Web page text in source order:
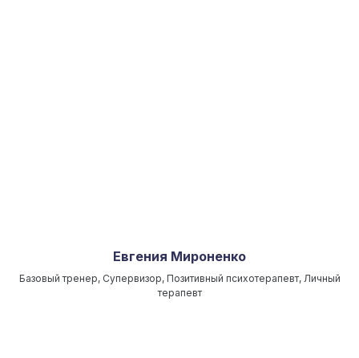
Евгения Мироненко
Базовый тренер, Супервизор, Позитивный психотерапевт, Личный
терапевт